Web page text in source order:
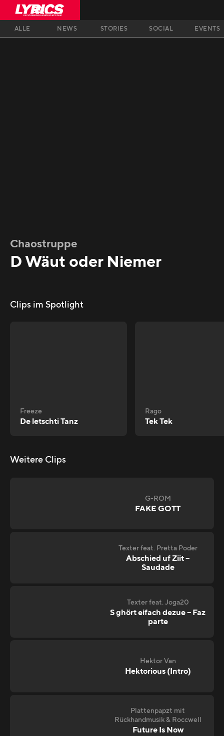
ALLE NEWS STORIES SOCIAL EVENTS
Chaostruppe
D Wäut oder Niemer
Clips im Spotlight
Freeze
De letschti Tanz
Rago
Tek Tek
Weitere Clips
G-ROM
FAKE GOTT
Texter feat. Pretta Poder
Abschied uf Ziit –
Saudade
Texter feat. Joga20
S ghört eifach dezue – Faz
parte
Hektor Van
Hektorious (Intro)
Plattenpapzt mit
Rückhandmusik & Roccwell
Future Is Now